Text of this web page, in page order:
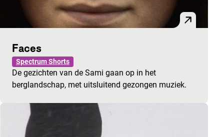
Faces
Spectrum Shorts
De gezichten van de Sami gaan op in het
berglandschap, met uitsluitend gezongen muziek.